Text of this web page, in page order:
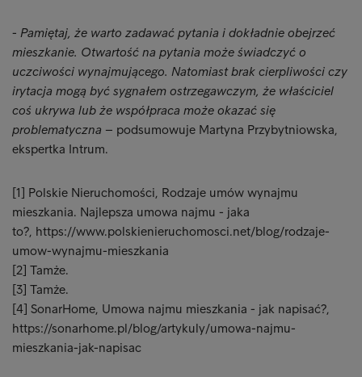
- Pamiętaj, że warto zadawać pytania i dokładnie obejrzeć
mieszkanie. Otwartość na pytania może świadczyć o
uczciwości wynajmującego. Natomiast brak cierpliwości czy
irytacja mogą być sygnałem ostrzegawczym, że właściciel
coś ukrywa lub że współpraca może okazać się
problematyczna – podsumowuje Martyna Przybytniowska,
ekspertka Intrum.
[1] Polskie Nieruchomości, Rodzaje umów wynajmu
mieszkania. Najlepsza umowa najmu - jaka
to?, https://www.polskienieruchomosci.net/blog/rodzaje-
umow-wynajmu-mieszkania
[2] Tamże.
[3] Tamże.
[4] SonarHome, Umowa najmu mieszkania - jak napisać?,
https://sonarhome.pl/blog/artykuly/umowa-najmu-
mieszkania-jak-napisac